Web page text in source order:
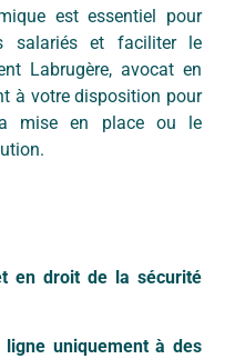
est essentiel pour
salariés et faciliter le
Labrugère, avocat en
à votre disposition pour
mise en place ou le
en droit de la sécurité
uniquement à des